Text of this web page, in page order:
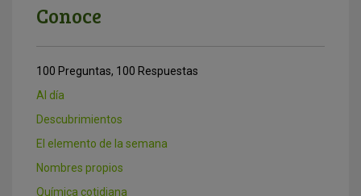
Conoce
100 Preguntas, 100 Respuestas
Al día
Descubrimientos
El elemento de la semana
Nombres propios
Química cotidiana